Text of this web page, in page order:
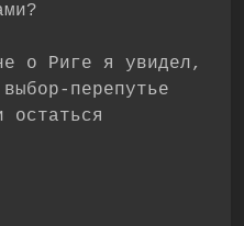
о Риге я увидел,
перепутье
остаться